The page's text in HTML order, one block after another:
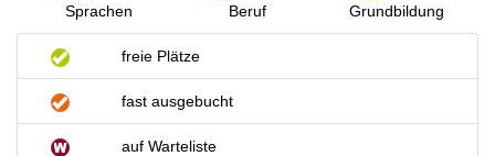
Sprachen Beruf Grundbildung
freie Plätze
fast ausgebucht
auf Warteliste